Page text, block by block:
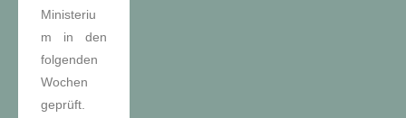
Ministeriu
m in den
folgenden
Wochen
geprüft.